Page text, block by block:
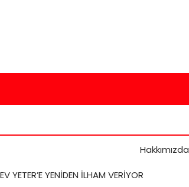
Hakkımızda
YETER’E YENİDEN İLHAM VERİYOR